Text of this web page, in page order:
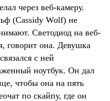
через веб-камеру.
(Cassidy Wolf) не
Светодиод на веб-
говорит она. Девушка
с ней
ноутбук. Он дал
чтобы она на пять
по скайпу, где он